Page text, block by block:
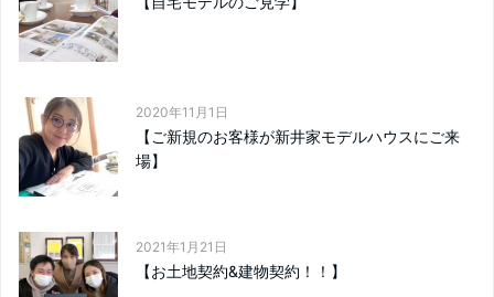
2020年11月1日
【ご新規のお客様が新井家モデルハウスにご来
場】
2021年1月21日
【お土地契約&建物契約！！】